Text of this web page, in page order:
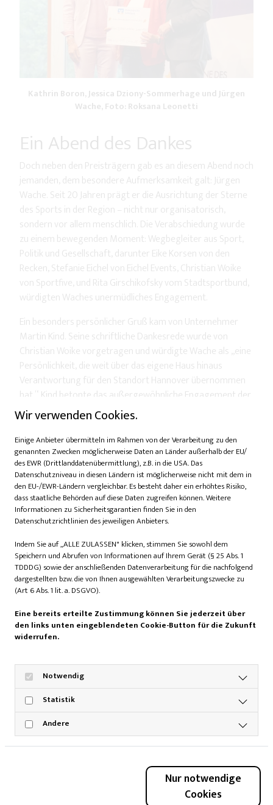
Kathrin Boron, Jessica Dziony-Sommerhage und Jürgen
Wache, Foto: Roksana Leonetti
Ein Abend des Dankes
Doch neben den Preisträgern gab es an diesem Abend noch
jemanden, dem besondere Aufmerksamkeit galt: Jürgen
Wache. Seit 20 Jahren prägt er die Ausrichtung der Sterne
des Sports in der Region – nicht nur organisatorisch,
sondern vor allem menschlich. Die Verabschiedung wurde
zu einem bewegenden Moment: Wegbegleiter aus Sport,
Politik und Gesellschaft, darunter Eike Korsen von den
Recken, Stefanie Eichel von Eichel Events, Christian Woike
von Sportfive, und Rita Girschikofsky vom Stadtsportbund,
würdigten Waches unermüdliches Engagement.
Ein besonders persönlicher Gruß kam von Unternehmer
Martin Kind. Seine schriftliche Dankesrede wurde von
Christian Woike vorgetragen und würdigte Wache als „eine
Persönlichkeit, die weit über das eigene Haus hinaus
Verantwortung für den Standort Hannover übernommen
hat.“ Kind betonte das außergewöhnliche Engagement der
Hannoverschen Volksbank im Sport und sprach Wache
seinen Dank für die vielen Jahre vertrauensvoller
Zusammenarbeit aus. Der Moment unterstrich noch
einmal, wie stark Waches Wirken über die Grenzen des
Bankwesens hinausstrahlte.
„Du bist für mich ein Stern des Sports“, brachte André
Kwiatkowski, Präsident des Landessportbundes
Niedersachsen, es auf den Punkt. Wache zeigte sich
Naujoks als die eigentliche „Treiberin“ der Sterne des
Sports. Er versprach, dem Sport auch künftig verbunden zu
bleiben. „Ich freue mich auf die letzten elf Monate und
genieße jede Veranstaltung, als wäre es die letzte.“
Wir verwenden Cookies.
Einige Anbieter übermitteln im Rahmen von der Verarbeitung zu den
genannten Zwecken möglicherweise Daten an Länder außerhalb der EU/
des EWR (Drittlanddatenübermittlung), z.B. in die USA. Das
Datenschutzniveau in diesen Ländern ist möglicherweise nicht mit dem in
den EU-/EWR-Ländern vergleichbar. Es besteht daher ein erhöhtes Risiko,
dass staatliche Behörden auf diese Daten zugreifen können. Weitere
Informationen zu Sicherheitsgarantien finden Sie in den
Datenschutzrichtlinien des jeweiligen Anbieters.
Indem Sie auf „ALLE ZULASSEN" klicken, stimmen Sie sowohl dem
Speichern und Abrufen von Informationen auf Ihrem Gerät (§ 25 Abs. 1
TDDDG) sowie der anschließenden Datenverarbeitung für die nachfolgend
dargestellten bzw. die von Ihnen ausgewählten Verarbeitungszwecke zu
(Art 6 Abs. 1 lit. a. DSGVO).
Eine bereits erteilte Zustimmung können Sie jederzeit über
den links unten eingeblendeten Cookie-Button für die Zukunft
widerrufen.
Notwendig
Statistik
Andere
Nur notwendige
Cookies